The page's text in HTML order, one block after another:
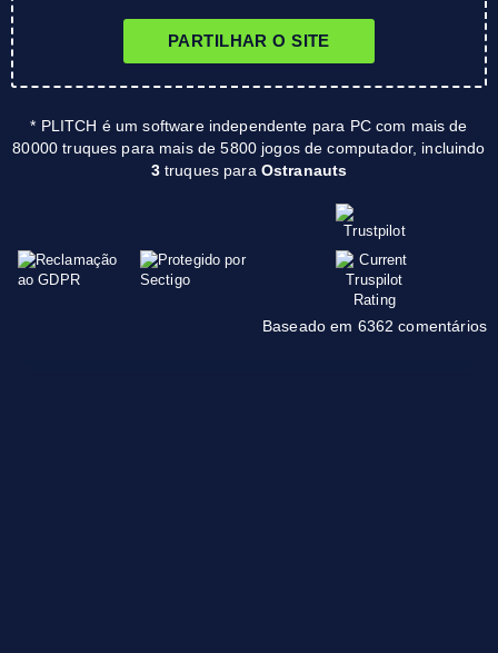
PARTILHAR O SITE
* PLITCH é um software independente para PC com mais de
80000 truques para mais de 5800 jogos de computador, incluindo
3truques para Ostranauts
Baseado em 6362 comentários